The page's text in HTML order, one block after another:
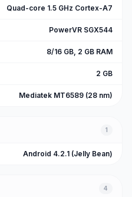
Quad-core 1.5 GHz Cortex-A7
PowerVR SGX544
8/16 GB, 2 GB RAM
2 GB
Mediatek MT6589 (28 nm)
1
Android 4.2.1 (Jelly Bean)
4